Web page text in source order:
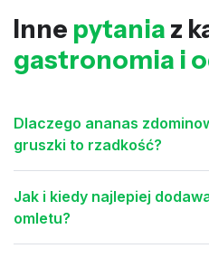
Inne pytania z
gastronomia i
Dlaczego ananas
gruszki to rzadkość?
Jak i kiedy najlepiej
omletu?